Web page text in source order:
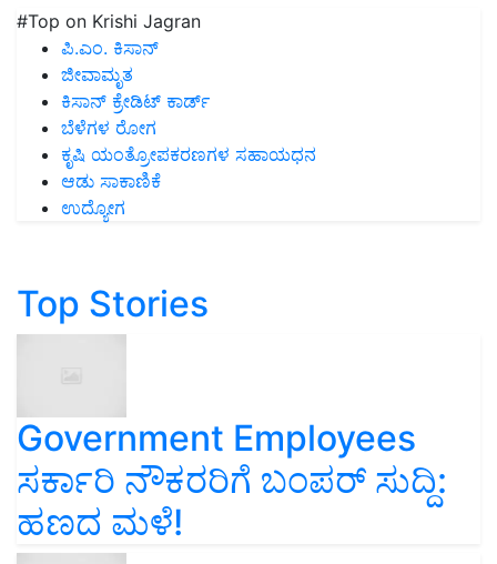
#Top on Krishi Jagran
ಪಿ.ಎಂ. ಕಿಸಾನ್
ಜೀವಾಮೃತ
ಕಿಸಾನ್ ಕ್ರೇಡಿಟ್ ಕಾರ್ಡ್
ಬೆಳೆಗಳ ರೋಗ
ಕೃಷಿ ಯಂತ್ರೋಪಕರಣಗಳ ಸಹಾಯಧನ
ಆಡು ಸಾಕಾಣಿಕೆ
ಉದ್ಯೋಗ
Top Stories
Government Employees
ಸರ್ಕಾರಿ ನೌಕರರಿಗೆ ಬಂಪರ್‌ ಸುದ್ದಿ:
ಹಣದ ಮಳೆ!